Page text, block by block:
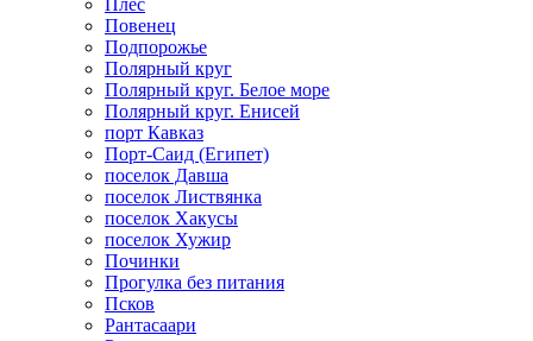
Плес
Повенец
Подпорожье
Полярный круг
Полярный круг. Белое море
Полярный круг. Енисей
порт Кавказ
Порт-Саид (Египет)
поселок Давша
поселок Листвянка
поселок Хакусы
поселок Хужир
Починки
Прогулка без питания
Псков
Рантасаари